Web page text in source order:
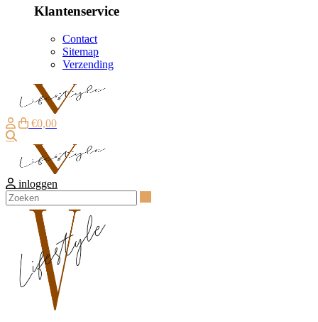
Klantenservice
Contact
Sitemap
Verzending
€0,00
inloggen